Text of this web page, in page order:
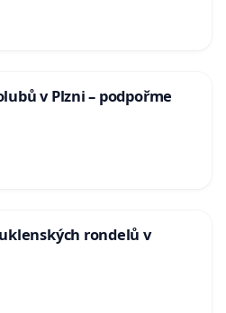
v Plzni – podpořme
rondelů v